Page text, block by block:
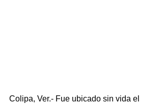
Colipa, Ver.- Fue ubicado sin vida el